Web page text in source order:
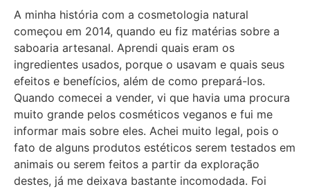
A minha história com a cosmetologia natural
começou em 2014, quando eu fiz matérias sobre a
saboaria artesanal. Aprendi quais eram os
ingredientes usados, porque o usavam e quais seus
efeitos e benefícios, além de como prepará-los.
Quando comecei a vender, vi que havia uma procura
muito grande pelos cosméticos veganos e fui me
informar mais sobre eles. Achei muito legal, pois o
fato de alguns produtos estéticos serem testados em
animais ou serem feitos a partir da exploração
destes, já me deixava bastante incomodada. Foi